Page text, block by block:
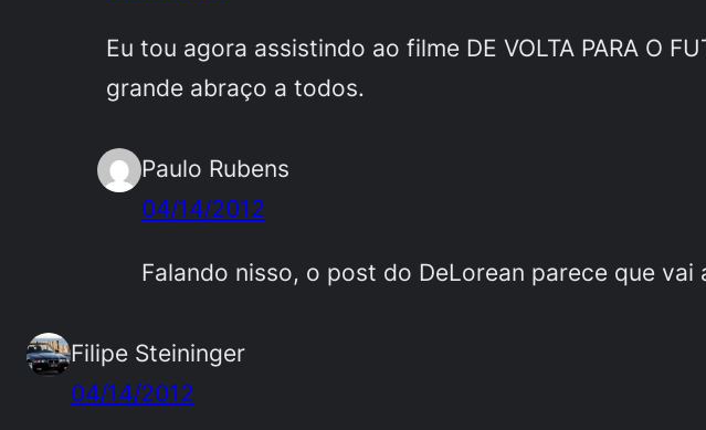
Eu tou agora assistindo ao filme DE VOLTA PARA O
grande abraço a todos.
Paulo Rubens
04/14/2012
Falando nisso, o post do DeLorean parece que
Filipe Steininger
04/14/2012